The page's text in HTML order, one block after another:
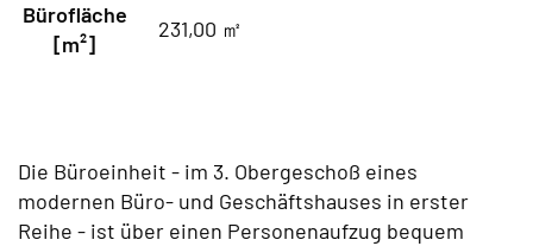
Bürofläche
[m²]
231,00 ㎡
Die Büroeinheit - im 3. Obergeschoß eines
modernen Büro- und Geschäftshauses in erster
Reihe - ist über einen Personenaufzug bequem